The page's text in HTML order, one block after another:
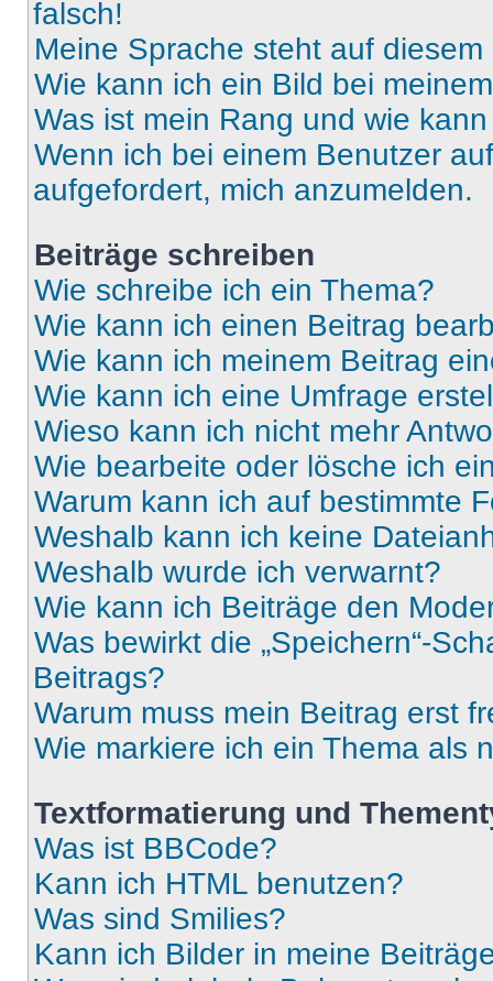
falsch!
Meine Sprache steht auf
Wie kann ich ein Bild bei
Was ist mein Rang und wie
Wenn ich bei einem Benutzer
aufgefordert, mich anzumelden.
Beiträge schreiben
Wie schreibe ich ein Thema?
Wie kann ich einen Beitrag
Wie kann ich meinem Beitrag
Wie kann ich eine Umfrage
Wieso kann ich nicht mehr
Wie bearbeite oder lösche ich
Warum kann ich auf bestimmte
Weshalb kann ich keine
Weshalb wurde ich verwarnt?
Wie kann ich Beiträge den
Was bewirkt die „Speichern“-
Beitrags?
Warum muss mein Beitrag erst
Wie markiere ich ein Thema als
Textformatierung und
Was ist BBCode?
Kann ich HTML benutzen?
Was sind Smilies?
Kann ich Bilder in meine